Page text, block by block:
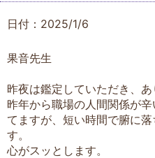
日付：2025/1/6
果音先生
昨夜は鑑定していただき、あ
昨年から職場の人間関係が
てますが、短い時間で腑に
す。
心がスッとします。